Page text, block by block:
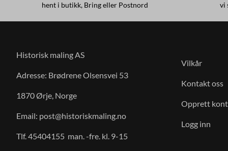
hent i butikk, Bring eller Postnord vi
Historisk maling AS
Adresse: Brødrene Olsensvei 53
1870 Ørje, Norge
Email: post@historiskmaling.no
Tlf. 45404155 man. -fre. kl. 9-15
Vilkår
Kontakt oss
Opprett
Logg inn